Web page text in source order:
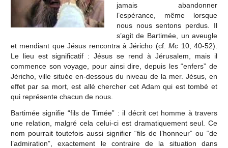
jamais abandonner
l’espérance, même lorsque
nous nous sentons perdus. Il
s’agit de Bartimée, un aveugle
et mendiant que Jésus rencontra à Jéricho (cf.Mc 10, 40-52).
Le lieu est significatif : Jésus se rend à Jérusalem, mais il
commence son voyage, pour ainsi dire, depuis les “enfers” de
Jéricho, ville située en-dessous du niveau de la mer. Jésus, en
effet par sa mort, est allé chercher cet Adam qui est tombé et
qui représente chacun de nous.
Bartimée signifie “fils de Timée” : il décrit cet homme à travers
une relation, malgré cela celui-ci est dramatiquement seul. Ce
nom pourrait toutefois aussi signifier “fils de l’honneur” ou “de
l’admiration”, exactement le contraire de la situation dans